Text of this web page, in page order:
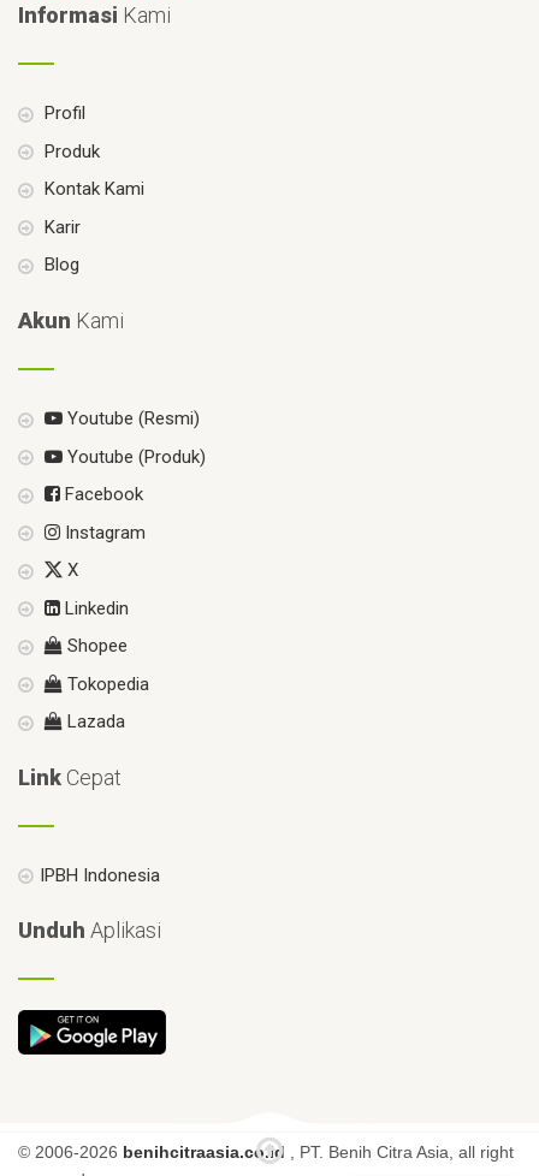
Informasi Kami
Profil
Produk
Kontak Kami
Karir
Blog
Akun Kami
Youtube (Resmi)
Youtube (Produk)
Facebook
Instagram
X
Linkedin
Shopee
Tokopedia
Lazada
Link Cepat
IPBH Indonesia
Unduh Aplikasi
© 2006-2026 benihcitraasia.co.id
, PT. Benih Citra Asia, all right